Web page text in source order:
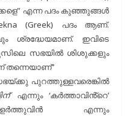
എന്ന പദം കുഞ്ഞുങ്ങൾ
(Greek) പദം ആണ്.
ശ്രദ്ധേയമാണ്. ഇവിടെ
സഭയിൽ ശിശുക്കളും
തന്നെയാണ്”
പുറത്തുള്ളവരെങ്കിൽ
‘ എന്നും ‘കർത്താവിൻ്റെ’
എന്നും